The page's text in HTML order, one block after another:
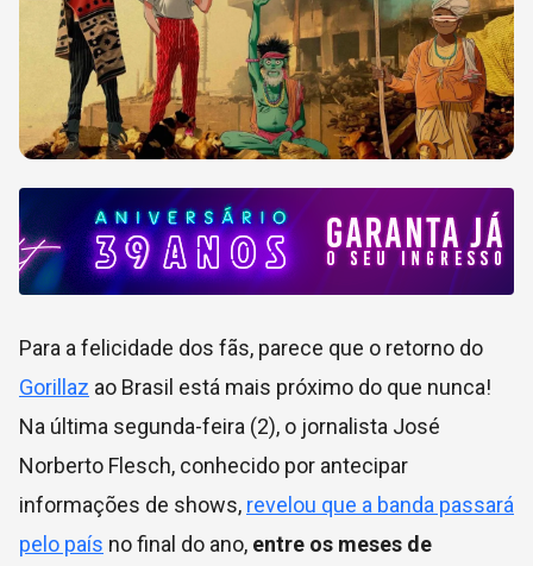
Para a felicidade dos fãs, parece que o retorno do
Gorillaz ao Brasil está mais próximo do que nunca!
Na última segunda-feira (2), o jornalista José
Norberto Flesch, conhecido por antecipar
informações de shows, revelou que a banda passará
pelo país no final do ano, entre os meses de